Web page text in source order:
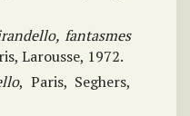
fantasmes
Larousse, 1972.
, Paris, Seghers,